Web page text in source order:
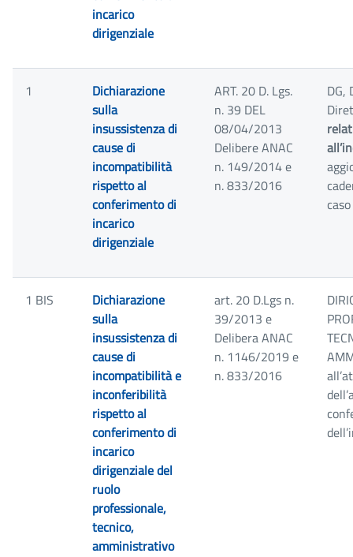
incarico
dirigenziale
1
Dichiarazione
sulla
insussistenza di
cause di
incompatibilità
rispetto al
conferimento di
incarico
dirigenziale
ART. 20 D. Lgs.
n. 39 DEL
08/04/2013
Delibere ANAC
n. 149/2014 e
n. 833/2016
DG,
1 BIS
Dichiarazione
sulla
insussistenza di
cause di
incompatibilità e
inconferibilità
rispetto al
conferimento di
incarico
dirigenziale del
ruolo
professionale,
tecnico,
amministrativo
art. 20 D.Lgs n.
39/2013 e
Delibera ANAC
n. 1146/2019 e
n. 833/2016